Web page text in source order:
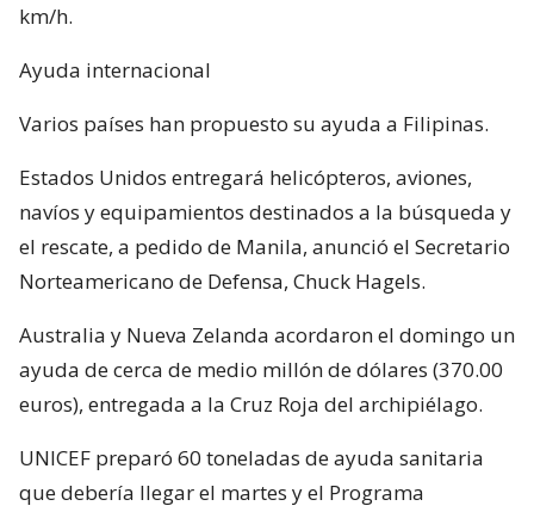
km/h.
Ayuda internacional
Varios países han propuesto su ayuda a Filipinas.
Estados Unidos entregará helicópteros, aviones,
navíos y equipamientos destinados a la búsqueda y
el rescate, a pedido de Manila, anunció el Secretario
Norteamericano de Defensa, Chuck Hagels.
Australia y Nueva Zelanda acordaron el domingo un
ayuda de cerca de medio millón de dólares (370.00
euros), entregada a la Cruz Roja del archipiélago.
UNICEF preparó 60 toneladas de ayuda sanitaria
que debería llegar el martes y el Programa